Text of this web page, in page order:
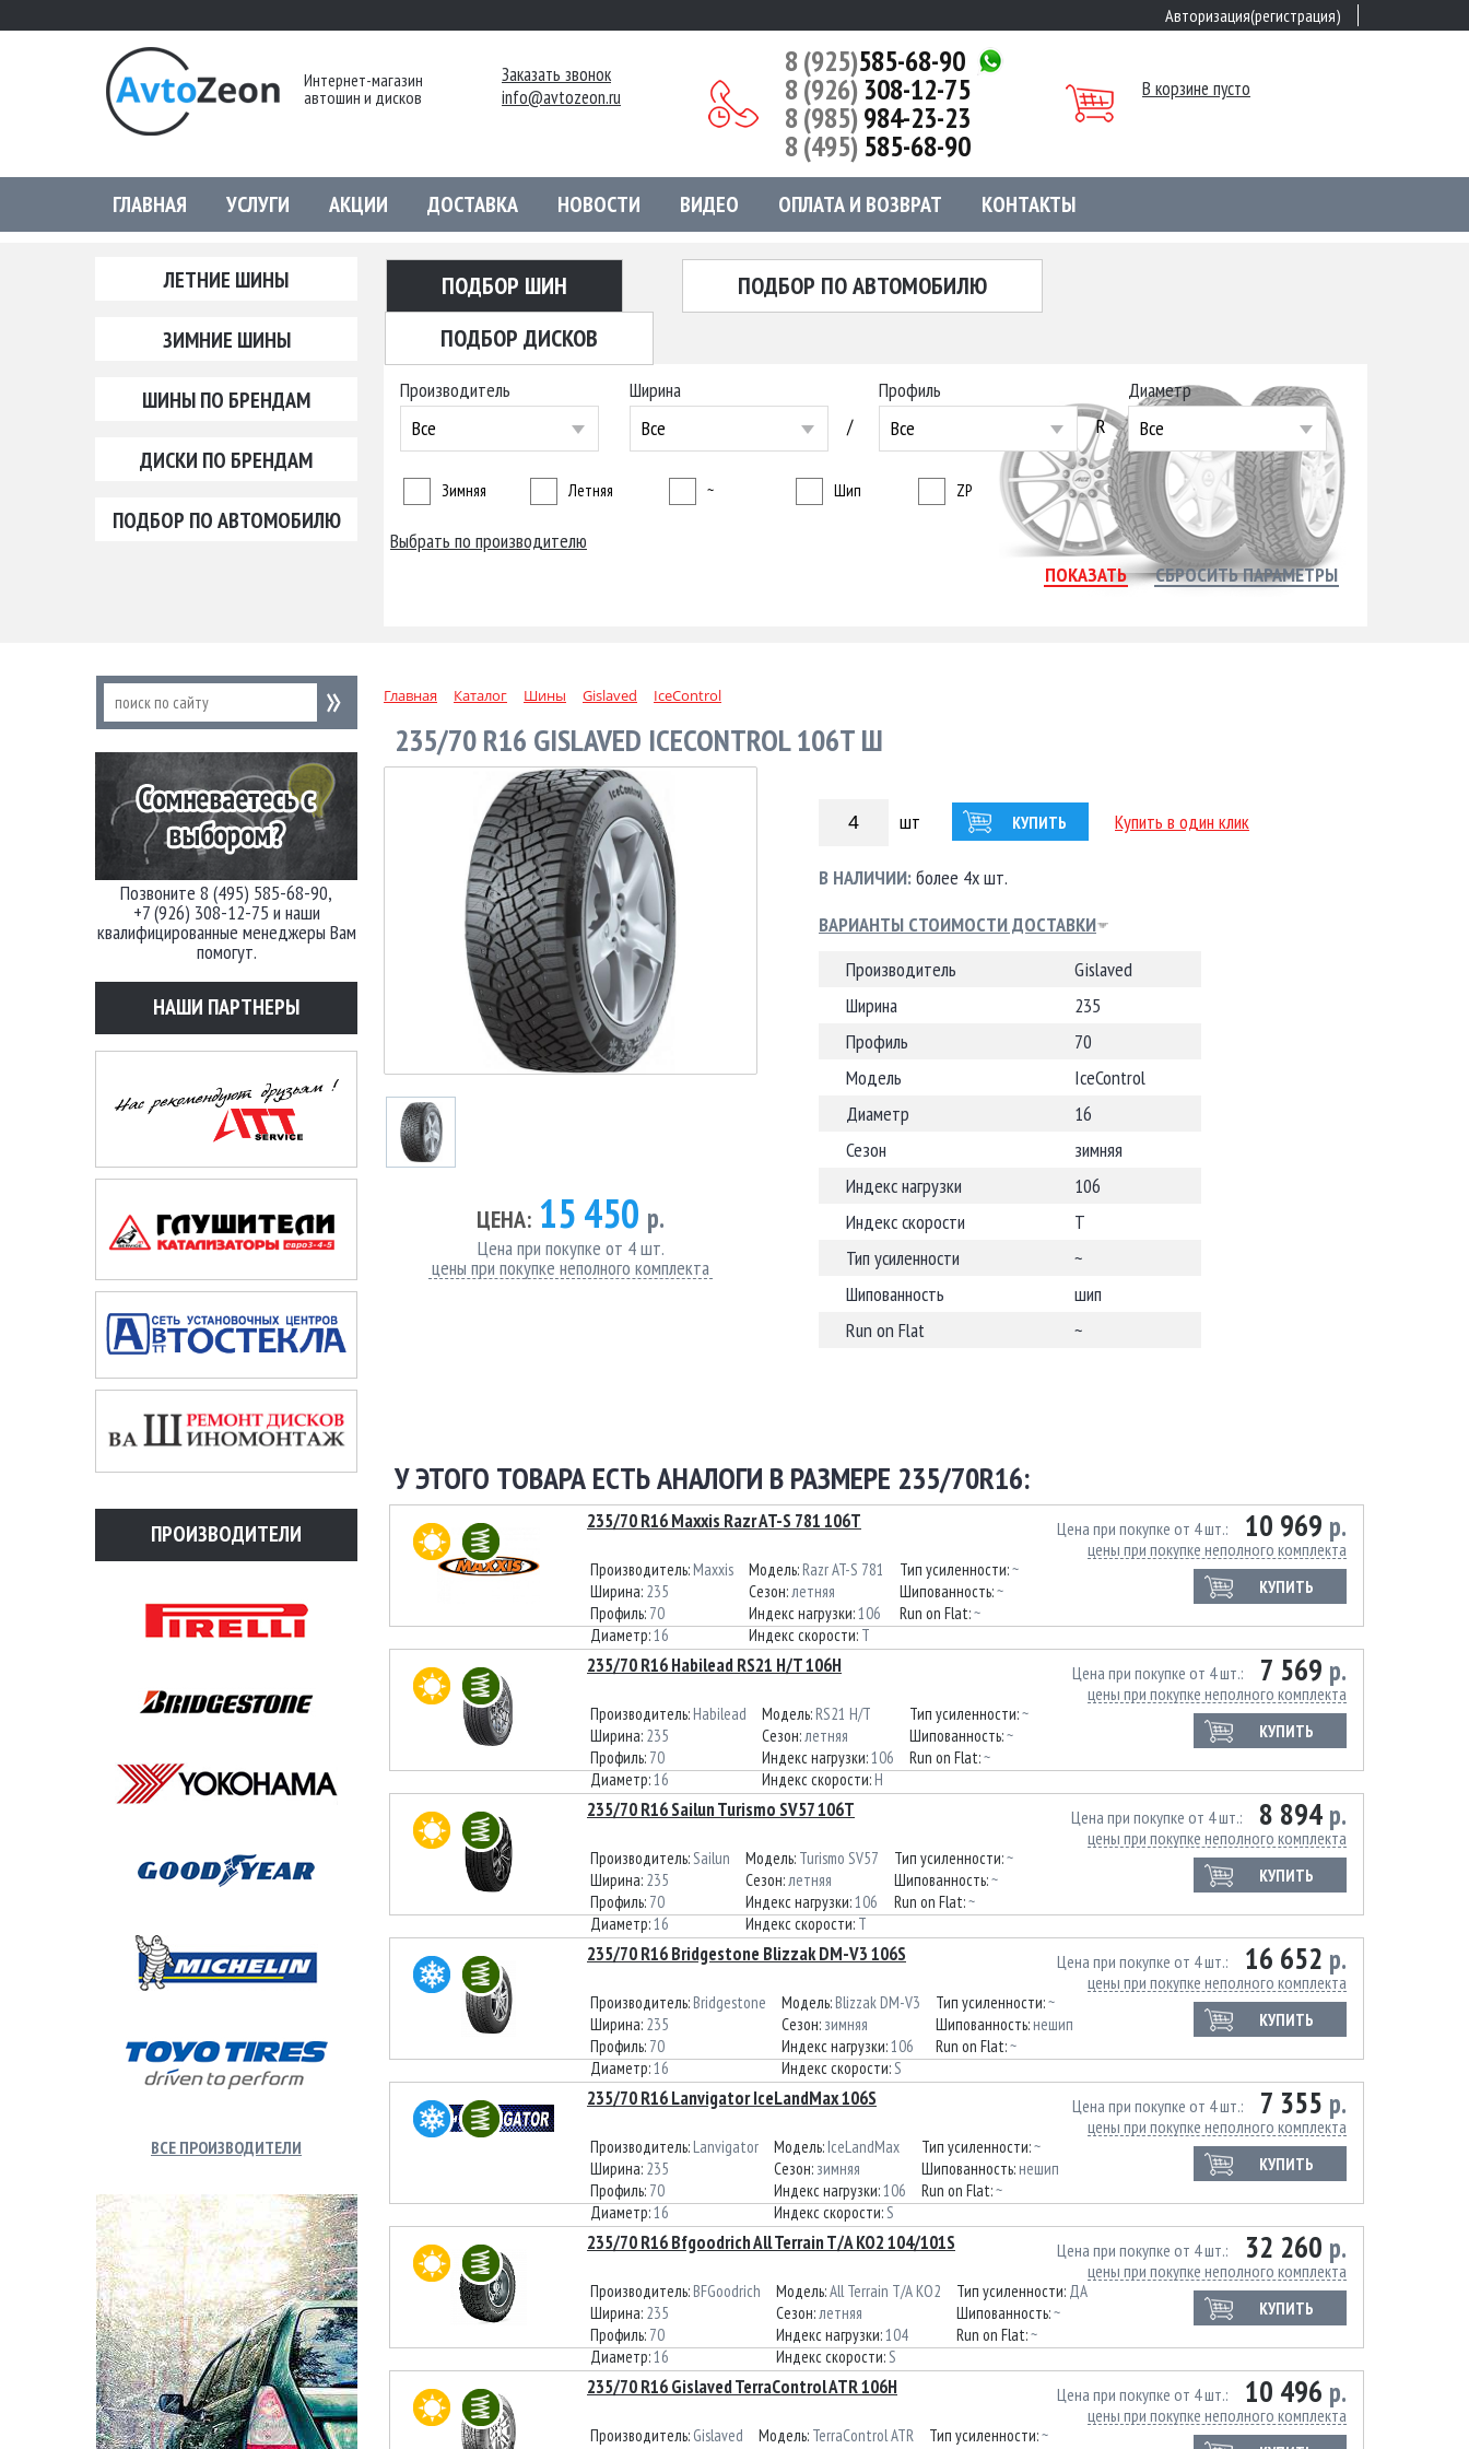
Авторизация(регистрация)
Интернет-магазин
автошин и дисков
Заказать звонок
info@avtozeon.ru
8 (925)585-68-90
8 (926) 308-12-75
8 (985)984-23-23
8 (495) 585-68-90
В корзине пусто
ГЛАВНАЯ УСЛУГИ АКЦИИ ДОСТАВКА НОВОСТИ ВИДЕО ОПЛАТА И ВОЗВРАТ КОНТАКТЫ
ЛЕТНИЕ ШИНЫ
ЗИМНИЕ ШИНЫ
ШИНЫ ПО БРЕНДАМ
ДИСКИ ПО БРЕНДАМ
ПОДБОР ПО АВТОМОБИЛЮ
ПОДБОР ШИН
ПОДБОР ПО АВТОМОБИЛЮ
ПОДБОР ДИСКОВ
Производитель
Все
Ширина
Все
/
Профиль
Все
R
Диаметр
Все
Зимняя Летняя ~ Шип ZP
Выбрать по производителю
Позвоните 8 (495) 585-68-90,
+7 (926) 308-12-75 и наши
квалифицированные менеджеры Вам
помогут.
НАШИ ПАРТНЕРЫ
ПРОИЗВОДИТЕЛИ
ВСЕ ПРОИЗВОДИТЕЛИ
Главная Каталог Шины Gislaved IceControl
235/70 R16 GISLAVED ICECONTROL 106T Ш
ЦЕНА: 15 450 р.
Цена при покупке от 4 шт.
цены при покупке неполного комплекта
шт КУПИТЬ Купить в один клик
В НАЛИЧИИ:более 4х шт.
ВАРИАНТЫ СТОИМОСТИ ДОСТАВКИ
Производитель
Gislaved
Ширина
235
Профиль
70
Модель
IceControl
Диаметр
16
Сезон
зимняя
Индекс нагрузки
106
Индекс скорости
T
Тип усиленности
~
Шипованность
шип
Run on Flat
~
У ЭТОГО ТОВАРА ЕСТЬ АНАЛОГИ В РАЗМЕРЕ 235/70R16:
235/70 R16 Maxxis Razr AT-S 781 106T 10 969 р.
Цена при покупке от 4 шт.
цены при покупке неполного комплекта
КУПИТЬ
Производитель: Maxxis
Ширина: 235
Профиль: 70
Диаметр:16
Модель: Razr AT-S 781
Сезон:летняя
Индекс нагрузки:106
Индекс скорости: T
Тип усиленности:~
Шипованность:~
Run on Flat:~
235/70 R16 Habilead RS21 H/T 106H 7 569 р.
Цена при покупке от 4 шт.
цены при покупке неполного комплекта
КУПИТЬ
Производитель: Habilead
Ширина: 235
Профиль: 70
Диаметр:16
Модель: RS21 H/T
Сезон:летняя
Индекс нагрузки:106
Индекс скорости: H
Тип усиленности:~
Шипованность:~
Run on Flat:~
235/70 R16 Sailun Turismo SV57 106T 8 894 р.
Цена при покупке от 4 шт.
цены при покупке неполного комплекта
КУПИТЬ
Производитель:Sailun
Ширина: 235
Профиль: 70
Диаметр:16
Модель: Turismo SV57
Сезон:летняя
Индекс нагрузки:106
Индекс скорости: T
Тип усиленности:~
Шипованность:~
Run on Flat:~
235/70 R16 Bridgestone Blizzak DM-V3 106S 16 652 р.
Цена при покупке от 4 шт.
цены при покупке неполного комплекта
КУПИТЬ
Производитель: Bridgestone
Ширина: 235
Профиль: 70
Диаметр:16
Модель: Blizzak DM-V3
Сезон: зимняя
Индекс нагрузки:106
Индекс скорости:S
Тип усиленности:~
Шипованность: нешип
Run on Flat:~
235/70 R16 Lanvigator IceLandMax 106S 7 355 р.
Цена при покупке от 4 шт.
цены при покупке неполного комплекта
КУПИТЬ
Производитель: Lanvigator
Ширина: 235
Профиль: 70
Диаметр:16
Модель: IceLandMax
Сезон: зимняя
Индекс нагрузки:106
Индекс скорости:S
Тип усиленности:~
Шипованность: нешип
Run on Flat:~
235/70 R16 Bfgoodrich All Terrain T/A KO2 104/101S 32 260 р.
Цена при покупке от 4 шт.
цены при покупке неполного комплекта
КУПИТЬ
Производитель: BFGoodrich
Ширина: 235
Профиль: 70
Диаметр:16
Модель:All Terrain T/A KO2
Сезон:летняя
Индекс нагрузки:104
Индекс скорости:S
Тип усиленности: ДА
Шипованность:~
Run on Flat:~
235/70 R16 Gislaved TerraControl ATR 106H 10 496 р.
Цена при покупке от 4 шт.
цены при покупке неполного комплекта
Производитель: Gislaved
Модель: TerraControl ATR
Тип усиленности:~